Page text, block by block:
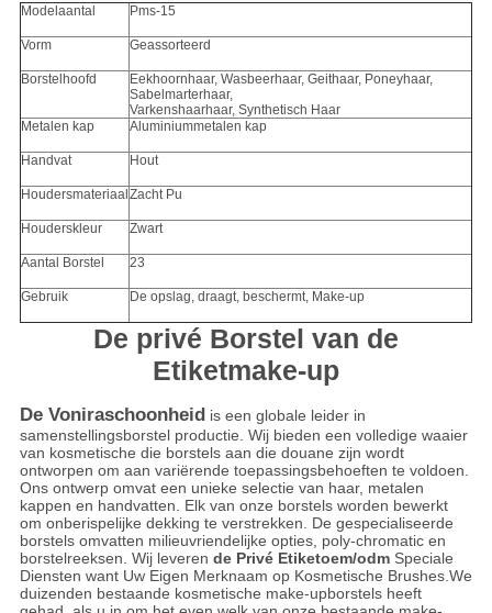
Modelaantal Pms-15
Vorm Geassorteerd
Borstelhoofd
Eekhoornhaar, Wasbeerhaar, Geithaar, Poneyhaar,
Sabelmarterhaar,
Varkenshaarhaar, Synthetisch Haar
Metalen kap
Aluminiummetalen kap
Handvat Hout
Houdersmateriaal Zacht Pu
Houderskleur Zwart
Aantal Borstel 23
Gebruik De opslag, draagt, beschermt, Make-up
De privé Borstel van de
Etiketmake-up
De Voniraschoonheid is een globale leider in
samenstellingsborstel productie. Wij bieden een volledige waaier
van kosmetische die borstels aan die douane zijn wordt
ontworpen om aan variërende toepassingsbehoeften te voldoen.
Ons ontwerp omvat een unieke selectie van haar, metalen
kappen en handvatten. Elk van onze borstels worden bewerkt
om onberispelijke dekking te verstrekken. De gespecialiseerde
borstels omvatten milieuvriendelijke opties, poly-chromatic en
borstelreeksen. Wij leveren de Privé Etiketoem/odmSpeciale
Diensten want Uw Eigen Merknaam op Kosmetische Brushes.We
duizenden bestaande kosmetische make-upborstels heeft